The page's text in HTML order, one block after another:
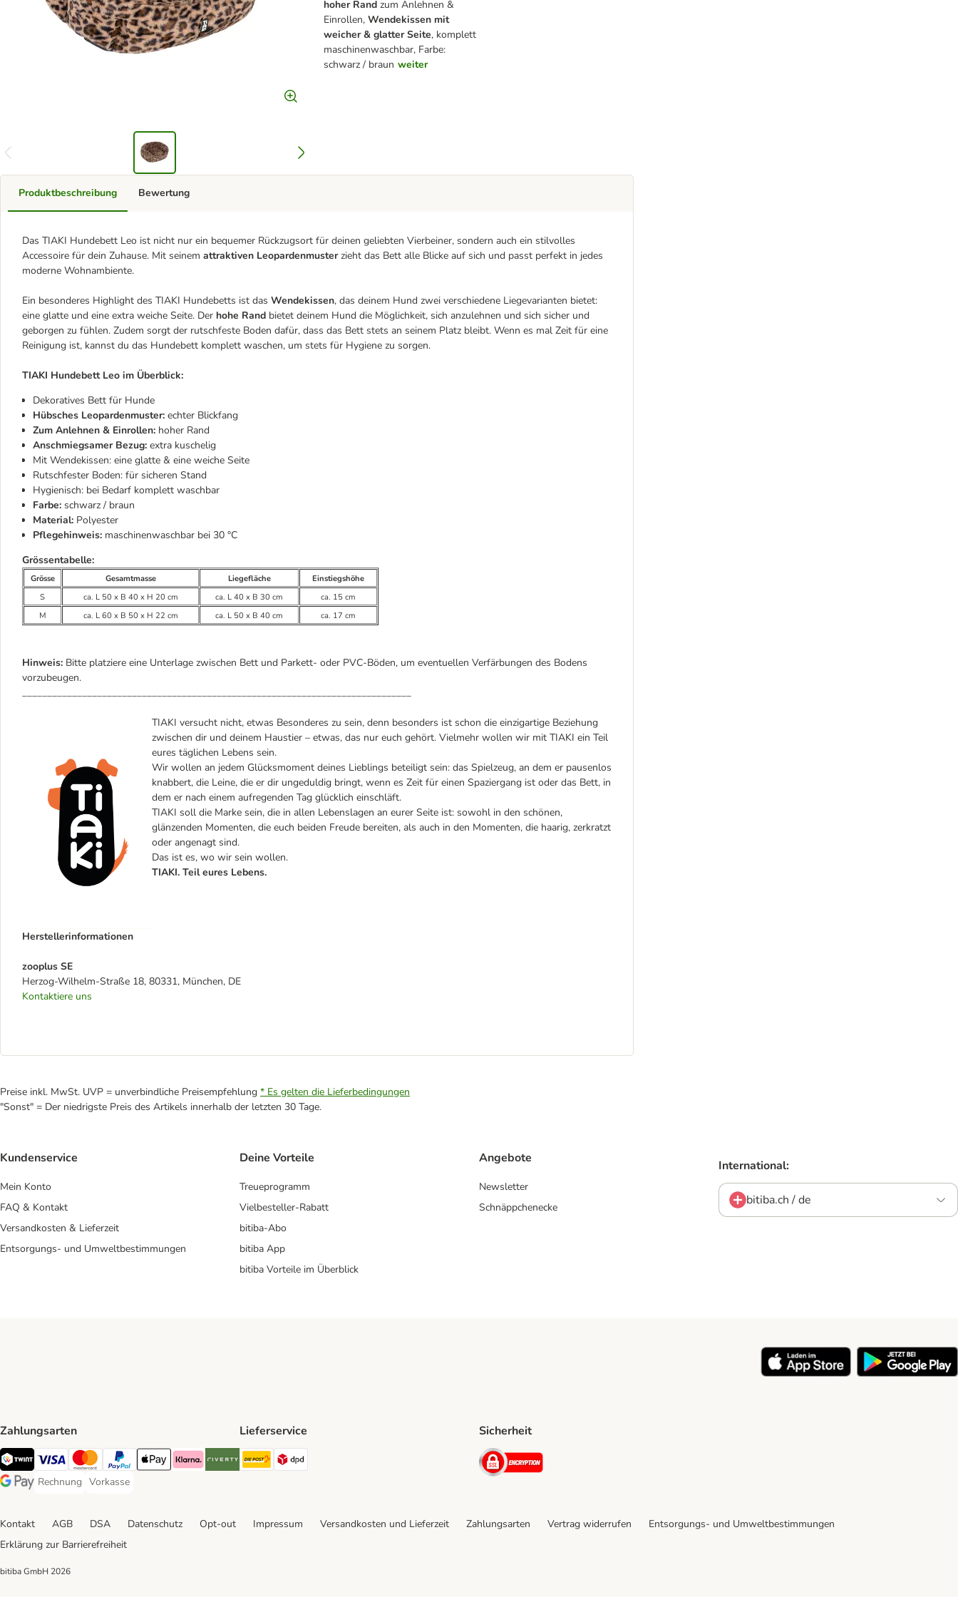
hoher Rand zum Anlehnen &
Einrollen, Wendekissen mit
weicher & glatter Seite, komplett
maschinenwaschbar, Farbe:
schwarz / braun weiter
Produktbeschreibung
Das TIAKI Hundebett Leo ist nicht nur ein bequemer Rückzugsort für deinen geliebten Vierbeiner, sondern auch ein stilvolles
Accessoire für dein Zuhause. Mit seinem attraktiven Leopardenmusterzieht das Bett alle Blicke auf sich und passt perfekt in jedes
moderne Wohnambiente.
Ein besonderes Highlight des TIAKI Hundebetts ist das Wendekissen, das deinem Hund zwei verschiedene Liegevarianten bietet:
eine glatte und eine extra weiche Seite. Der hohe Rand bietet deinem Hund die Möglichkeit, sich anzulehnen und sich sicher und
geborgen zu fühlen. Zudem sorgt der rutschfeste Boden dafür, dass das Bett stets an seinem Platz bleibt. Wenn es mal Zeit für eine
Reinigung ist, kannst du das Hundebett komplett waschen, um stets für Hygiene zu sorgen.
TIAKI Hundebett Leo im Überblick:
Dekoratives Bett für Hunde
Hübsches Leopardenmuster: echter Blickfang
Zum Anlehnen & Einrollen: hoher Rand
Anschmiegsamer Bezug: extra kuschelig
Mit Wendekissen: eine glatte & eine weiche Seite
Rutschfester Boden: für sicheren Stand
Hygienisch: bei Bedarf komplett waschbar
Farbe: schwarz / braun
Material: Polyester
Pflegehinweis: maschinenwaschbar bei 30 °C
Grössentabelle:
Grösse Gesamtmasse Liegefläche
Einstiegshöhe
S
ca. L 50 x B 40 x H 20 cm ca. L 40 x B 30 cm
ca. 15 cm
M
ca. L 60 x B 50 x H 22 cm ca. L 50 x B 40 cm ca. 17 cm
Hinweis: Bitte platziere eine Unterlage zwischen Bett und Parkett- oder PVC-Böden, um eventuellen Verfärbungen des Bodens
vorzubeugen.
______________________________________________________________________________
TIAKI versucht nicht, etwas Besonderes zu sein, denn besonders ist schon die einzigartige Beziehung
zwischen dir und deinem Haustier – etwas, das nur euch gehört. Vielmehr wollen wir mit TIAKI ein Teil
eures täglichen Lebens sein.
Wir wollen an jedem Glücksmoment deines Lieblings beteiligt sein: das Spielzeug, an dem er pausenlos
knabbert, die Leine, die er dir ungeduldig bringt, wenn es Zeit für einen Spaziergang ist oder das Bett, in
dem er nach einem aufregenden Tag glücklich einschläft.
TIAKI soll die Marke sein, die in allen Lebenslagen an eurer Seite ist: sowohl in den schönen,
glänzenden Momenten, die euch beiden Freude bereiten, als auch in den Momenten, die haarig, zerkratzt
oder angenagt sind.
Das ist es, wo wir sein wollen.
TIAKI. Teil eures Lebens.
Herstellerinformationen
zooplus SE
Herzog-Wilhelm-Straße 18, 80331, München, DE
Kontaktiere uns
Bewertung
Preise inkl. MwSt. UVP = unverbindliche Preisempfehlung * Es gelten die Lieferbedingungen
"Sonst" = Der niedrigste Preis des Artikels innerhalb der letzten 30 Tage.
Kundenservice
Mein Konto
FAQ & Kontakt
Versandkosten & Lieferzeit
Entsorgungs- und Umweltbestimmungen
Deine Vorteile
Treueprogramm
Vielbesteller-Rabatt
bitiba-Abo
bitiba App
bitiba Vorteile im Überblick
Angebote
Newsletter
Schnäppchenecke
International:
bitiba.ch / de
Zahlungsarten
TWINT Payment Method
Visa Payment Method
MasterCard Payment Method
PayPal Payment Method
Apple Pay Payment Method
Klarna Payment Method
Riverty Payment Method
Google Pay Payment Method
Rechnung
Rechnung Payment Method
Vorkasse
Vorkasse Payment Method
Lieferservice
Die Post Shipping Method
Sicherheit
Security
Kontakt AGB DSA Datenschutz Opt-out Impressum Versandkosten und Lieferzeit Zahlungsarten Vertrag widerrufen
Entsorgungs- und Umweltbestimmungen
Erklärung zur Barrierefreiheit
bitiba GmbH 2026